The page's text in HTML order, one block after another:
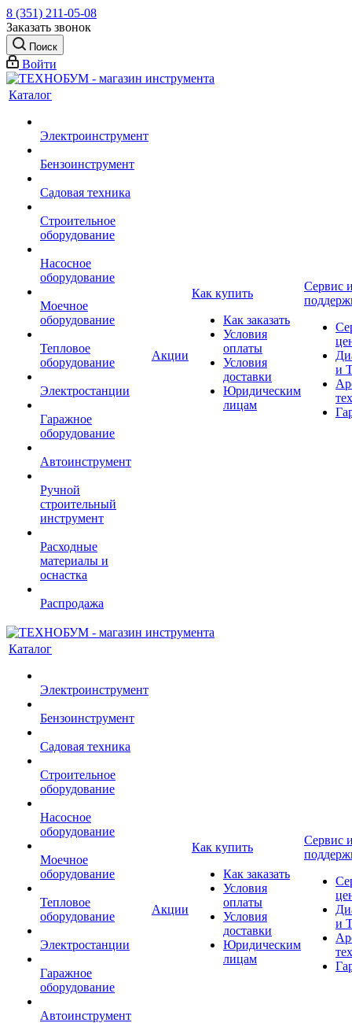
8 (351) 211-05-08
Заказать звонок
Поиск
Войти
Каталог
Электроинструмент
Бензоинструмент
Садовая техника
Строительное
оборудование
Насосное
оборудование
Моечное
оборудование
Тепловое
оборудование
Электростанции
Гаражное
оборудование
Автоинструмент
Ручной
строительный
инструмент
Расходные
материалы и
оснастка
Распродажа
Акции
Как купить
Как заказать
Условия
оплаты
Условия
доставки
Юридическим
лицам
Сервис
и
Каталог
Электроинструмент
Бензоинструмент
Садовая техника
Строительное
оборудование
Насосное
оборудование
Моечное
оборудование
Тепловое
оборудование
Электростанции
Гаражное
оборудование
Автоинструмент
Акции
Как купить
Как заказать
Условия
оплаты
Условия
доставки
Юридическим
лицам
Сервис
и